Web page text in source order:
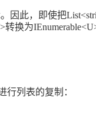
因此，即使把
转换为
行列表的复制：